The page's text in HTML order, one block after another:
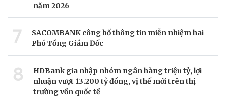
năm 2026
7
SACOMBANK công bố thông tin miễn nhiệm hai
Phó Tổng Giám Đốc
8
HDBank gia nhập nhóm ngân hàng triệu tỷ, lợi
nhuận vượt 13.200 tỷ đồng, vị thế mới trên thị
trường vốn quốc tế